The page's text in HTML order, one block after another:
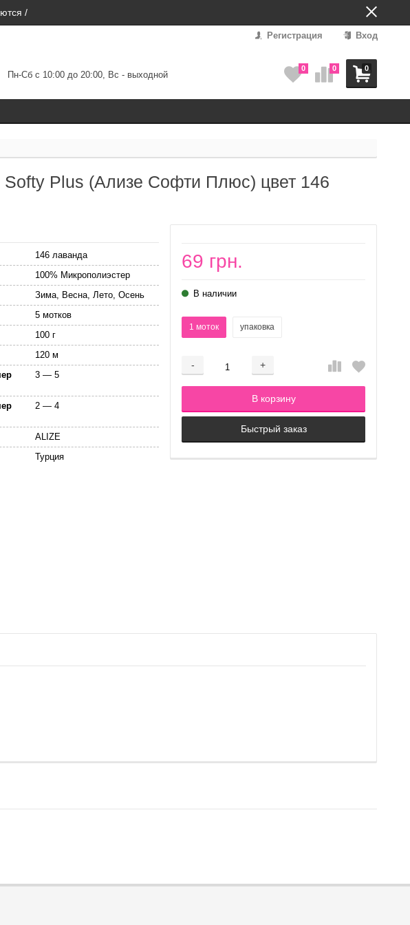
/
Регистрация Вход
Пн-Сб с 10:00 до 20:00, Вс - выходной
0
0 0
Plus (Ализе Софти Плюс) цвет 146
69 грн.
В наличии
1 моток упаковка
- +
Добавляется...
В корзину
Добавлен
Быстрый заказ
146 лаванда
100% Микрополиэстер
Зима, Весна, Лето, Осень
5 мотков
100 г
120 м
3 — 5
2 — 4
ALIZE
Турция